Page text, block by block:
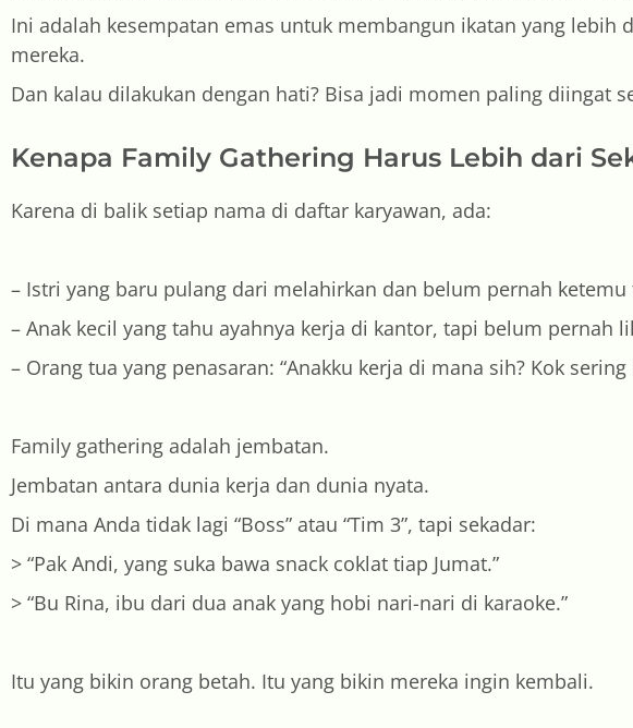
Ini adalah kesempatan emas untuk membangun ikatan yang
mereka.
Dan kalau dilakukan dengan hati? Bisa jadi momen paling diingat
Kenapa Family Gathering Harus Lebih dari
Karena di balik setiap nama di daftar karyawan, ada:
– Istri yang baru pulang dari melahirkan dan belum pernah
– Anak kecil yang tahu ayahnya kerja di kantor, tapi belum pernah
– Orang tua yang penasaran: “Anakku kerja di mana sih? Kok sering
Family gathering adalah jembatan.
Jembatan antara dunia kerja dan dunia nyata.
Di mana Anda tidak lagi “Boss” atau “Tim 3”, tapi sekadar:
> “Pak Andi, yang suka bawa snack coklat tiap Jumat.”
> “Bu Rina, ibu dari dua anak yang hobi nari-nari di karaoke.”
Itu yang bikin orang betah. Itu yang bikin mereka ingin kembali.